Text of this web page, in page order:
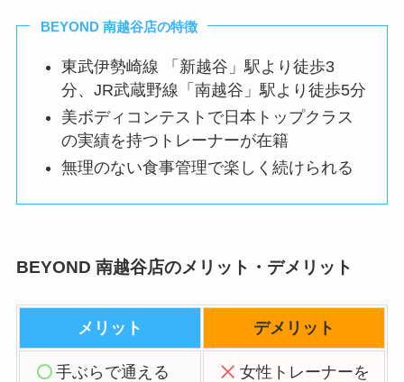
BEYOND 南越谷店の特徴
東武伊勢崎線 「新越谷」駅より徒歩3
分、JR武蔵野線「南越谷」駅より徒歩5分
美ボディコンテストで日本トップクラス
の実績を持つトレーナーが在籍
無理のない食事管理で楽しく続けられる
BEYOND 南越谷店のメリット・デメリット
メリット デメリット
手ぶらで通える
女性トレーナーを